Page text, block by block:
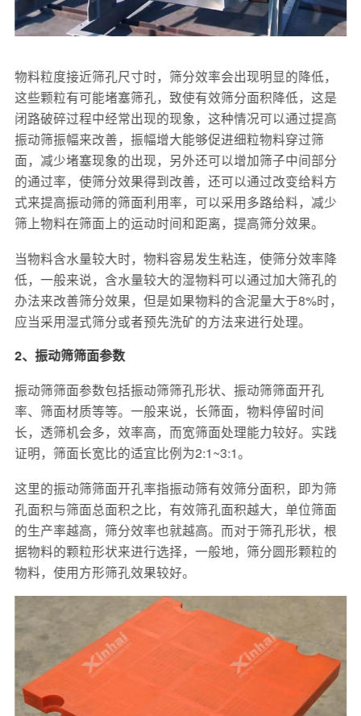
物料粒度接近筛孔尺寸时，筛分效率会出现明显的降低，
这些颗粒有可能堵塞筛孔，致使有效筛分面积降低，这是
闭路破碎过程中经常出现的现象，这种情况可以通过提高
振动筛振幅来改善，振幅增大能够促进细粒物料穿过筛
面，减少堵塞现象的出现，另外还可以增加筛子中间部分
的通过率，使筛分效果得到改善，还可以通过改变给料方
式来提高振动筛的筛面利用率，可以采用多路给料，减少
筛上物料在筛面上的运动时间和距离，提高筛分效果。
当物料含水量较大时，物料容易发生粘连，使筛分效率降
低，一般来说，含水量较大的湿物料可以通过加大筛孔的
办法来改善筛分效果，但是如果物料的含泥量大于8%时，
应当采用湿式筛分或者预先洗矿的方法来进行处理。
2、振动筛筛面参数
振动筛筛面参数包括振动筛筛孔形状、振动筛筛面开孔
率、筛面材质等等。一般来说，长筛面，物料停留时间
长，透筛机会多，效率高，而宽筛面处理能力较好。实践
证明，筛面长宽比的适宜比例为2:1~3:1。
这里的振动筛筛面开孔率指振动筛有效筛分面积，即为筛
孔面积与筛面总面积之比，有效筛孔面积越大，单位筛面
的生产率越高，筛分效率也就越高。而对于筛孔形状，根
据物料的颗粒形状来进行选择，一般地，筛分圆形颗粒的
物料，使用方形筛孔效果较好。